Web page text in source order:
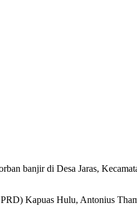
banjir di Desa Jaras,
Kapuas Hulu, Antonius